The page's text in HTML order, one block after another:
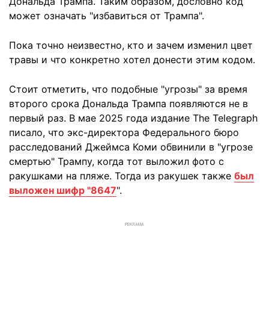
может означать "избавиться от Трампа".
Пока точно неизвестно, кто и зачем изменил цвет
травы и что конкретно хотел донести этим кодом.
Стоит отметить, что подобные "угрозы" за время
второго срока Дональда Трампа появляются не в
первый раз. В мае 2025 года издание The Telegraph
писало, что экс-директора Федерального бюро
расследований Джеймса Коми обвинили в "угрозе
смертью" Трампу, когда тот выложил фото с
ракушками на пляже. Тогда из ракушек также был
выложен шифр "8647".
РЕКЛАМА